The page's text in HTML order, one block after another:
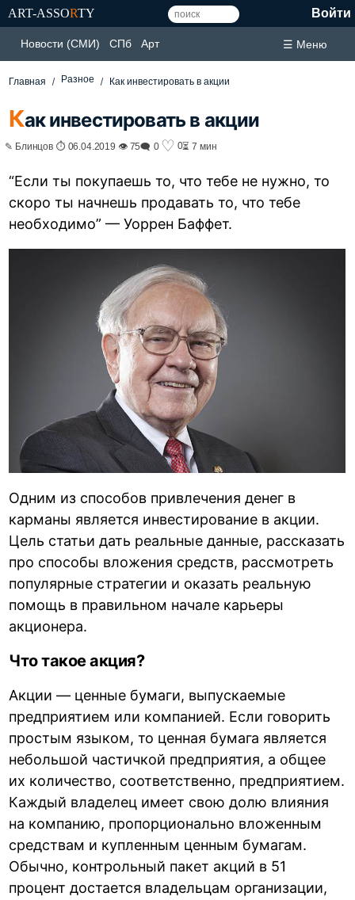
ART-ASSORTY Войти
Новости (СМИ) СПб Арт ☰ Меню
Главная Разное Как инвестировать в акции
Как инвестировать в акции
✎ Блинцов ⏱ 06.04.2019 👁 75🗨 0 ♡ 0⏳ 7 мин
“Если ты покупаешь то, что тебе не нужно, то
скоро ты начнешь продавать то, что тебе
необходимо” — Уоррен Баффет.
Одним из способов привлечения денег в
карманы является инвестирование в акции.
Цель статьи дать реальные данные, рассказать
про способы вложения средств, рассмотреть
популярные стратегии и оказать реальную
помощь в правильном начале карьеры
акционера.
Что такое акция?
Акции — ценные бумаги, выпускаемые
предприятием или компанией. Если говорить
простым языком, то ценная бумага является
небольшой частичкой предприятия, а общее
их количество, соответственно, предприятием.
Каждый владелец имеет свою долю влияния
на компанию, пропорционально вложенным
средствам и купленным ценным бумагам.
Обычно, контрольный пакет акций в 51
процент достается владельцам организации,